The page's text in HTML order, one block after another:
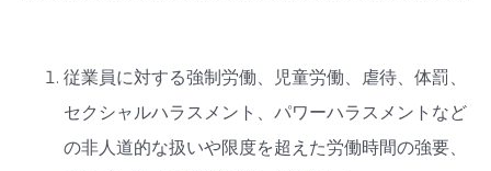
従業員に対する強制労働、児童労働、虐待、体罰、
セクシャルハラスメント、パワーハラスメントなど
の非人道的な扱いや限度を超えた労働時間の強要、